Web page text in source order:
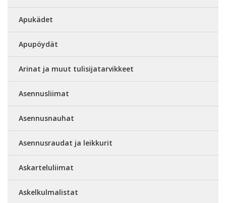
Apukädet
Apupöydät
Arinat ja muut tulisijatarvikkeet
Asennusliimat
Asennusnauhat
Asennusraudat ja leikkurit
Askarteluliimat
Askelkulmalistat